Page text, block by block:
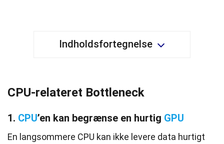
Indholdsfortegnelse
CPU-relateret Bottleneck
1. CPU’en kan begrænse en hurtig GPU
En langsommere CPU kan ikke levere data hurtigt